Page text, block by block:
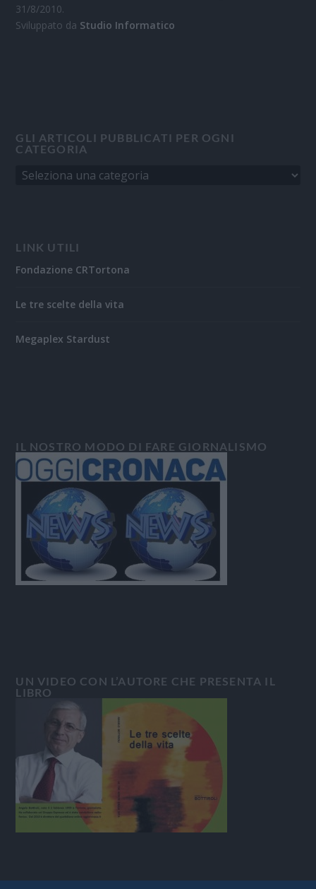
31/8/2010.
Sviluppato da Studio Informatico
GLI ARTICOLI PUBBLICATI PER OGNI
CATEGORIA
LINK UTILI
Fondazione CRTortona
Le tre scelte della vita
Megaplex Stardust
IL NOSTRO MODO DI FARE GIORNALISMO
UN VIDEO CON L’AUTORE CHE PRESENTA IL
LIBRO